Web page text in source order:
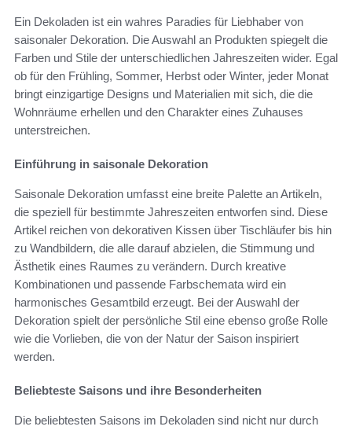
Ein Dekoladen ist ein wahres Paradies für Liebhaber von
saisonaler Dekoration. Die Auswahl an Produkten spiegelt die
Farben und Stile der unterschiedlichen Jahreszeiten wider. Egal
ob für den Frühling, Sommer, Herbst oder Winter, jeder Monat
bringt einzigartige Designs und Materialien mit sich, die die
Wohnräume erhellen und den Charakter eines Zuhauses
unterstreichen.
Einführung in saisonale Dekoration
Saisonale Dekoration umfasst eine breite Palette an Artikeln,
die speziell für bestimmte Jahreszeiten entworfen sind. Diese
Artikel reichen von dekorativen Kissen über Tischläufer bis hin
zu Wandbildern, die alle darauf abzielen, die Stimmung und
Ästhetik eines Raumes zu verändern. Durch kreative
Kombinationen und passende Farbschemata wird ein
harmonisches Gesamtbild erzeugt. Bei der Auswahl der
Dekoration spielt der persönliche Stil eine ebenso große Rolle
wie die Vorlieben, die von der Natur der Saison inspiriert
werden.
Beliebteste Saisons und ihre Besonderheiten
Die beliebtesten Saisons im Dekoladen sind nicht nur durch